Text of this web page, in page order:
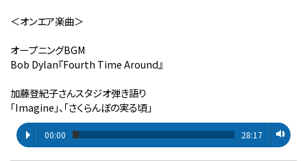
＜オンエア楽曲＞
オープニングBGM
Bob Dylan『Fourth Time Around』
加藤登紀子さんスタジオ弾き語り
「Imagine」、「さくらんぼの実る頃」
00:00 28:17